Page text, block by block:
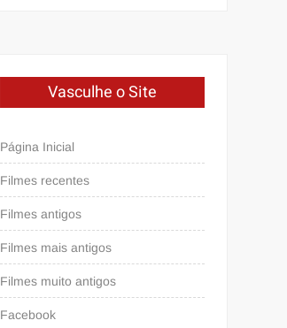
Vasculhe o Site
Página Inicial
Filmes recentes
Filmes antigos
Filmes mais antigos
Filmes muito antigos
Facebook